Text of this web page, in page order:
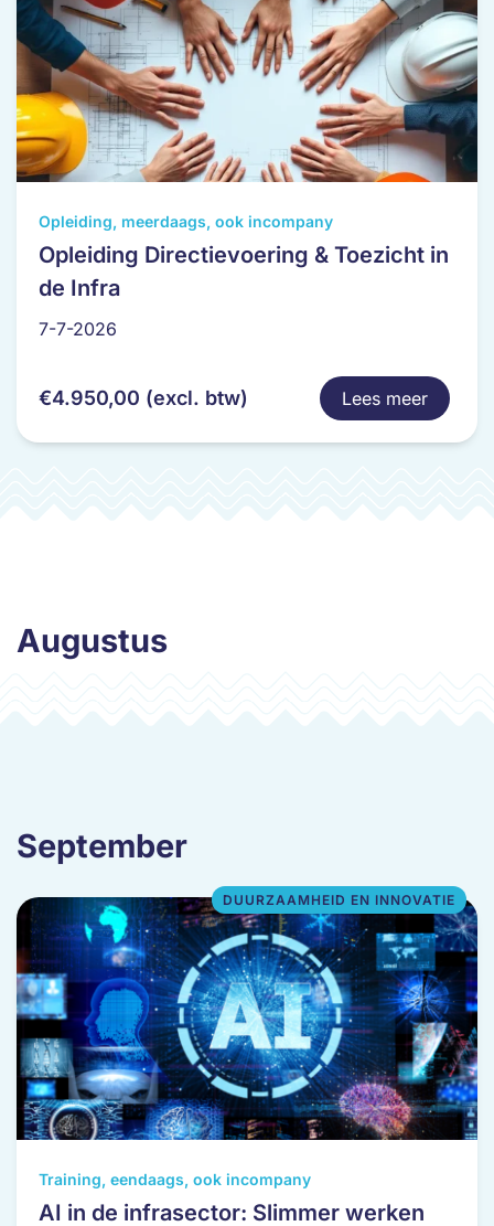
Opleiding, meerdaags, ook incompany
Opleiding Directievoering & Toezicht in
de Infra
7-7-2026
€4.950,00 (excl. btw) Lees meer
Dit
product
heeft
meerdere
variaties.
kan
Augustus
September
Training, eendaags, ook incompany
AI in de infrasector: Slimmer werken
DUURZAAMHEID EN INNOVATIE
Dit
product